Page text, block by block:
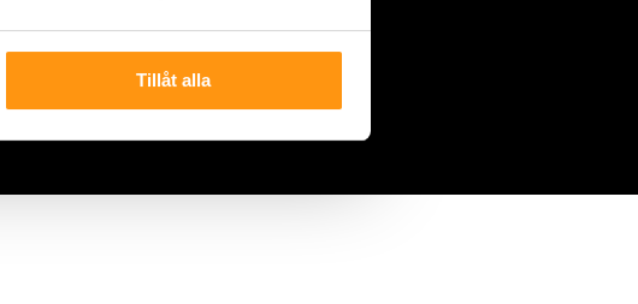
Tillåt alla